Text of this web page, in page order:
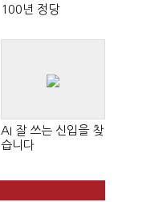
100년 정당
AI 잘 쓰는 신입을 찾
습니다